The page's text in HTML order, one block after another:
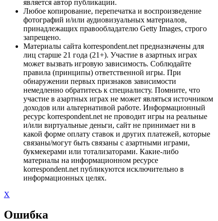
является автор публикации.
Любое копирование, перепечатка и воспроизведение
фотографий и/или аудиовизуальных материалов,
принадлежащих правообладателю Getty Images, строго
запрещено.
Материалы сайта korrespondent.net предназначены для
лиц старше 21 года (21+). Участие в азартных играх
может вызвать игровую зависимость. Соблюдайте
правила (принципы) ответственной игры. При
обнаружении первых признаков зависимости
немедленно обратитесь к специалисту. Помните, что
участие в азартных играх не может являться источником
доходов или альтернативой работе. Информационный
ресурс korrespondent.net не проводит игры на реальные
и/или виртуальные деньги, сайт не принимает ни в
какой форме оплату ставок и других платежей, которые
связаны/могут быть связаны с азартными играми,
букмекерами или тотализаторами. Какие-либо
материалы на информационном ресурсе
korrespondent.net публикуются исключительно в
информационных целях.
X
Ошибка